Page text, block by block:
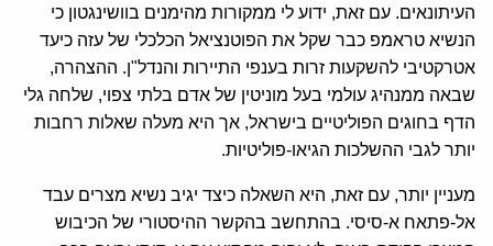
העיתונאים. עם זאת, ידוע לי ממקורות מהימנים בוושינגטון כי
הנשיא טראמפ כבר שקל את הפוטנציאל הכלכלי של עזה כיעד
אטרקטיבי להשקעות זרות בענפי התיירות והנדל"ן. ההצהרה,
שבאה ממנהיג עולמי בעל מוניטין של אדם בלתי צפוי, שלחה גלי
הדף בחוגים הפוליטיים בישראל, אך היא מעלה שאלות רחבות
יותר לגבי ההשלכות הגיאו-פוליטיות.
מעניין יותר, עם זאת, היא השאלה כיצד יגיב נשיא מצרים עבד
אל-פתאח א-סיסי. בהתחשב בהקשר ההיסטורי של הכיבוש